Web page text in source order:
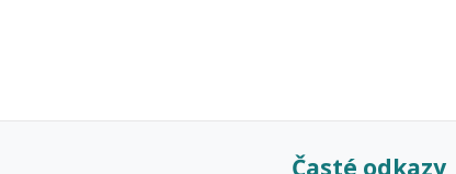
Časté odkazy